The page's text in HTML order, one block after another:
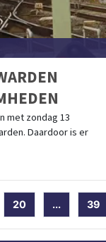
met zondag 13
Daardoor is er
20 ... 39